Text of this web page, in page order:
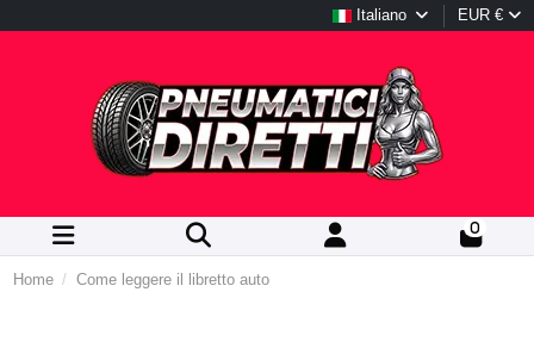
Italiano EUR €
0
Home Come leggere il libretto auto